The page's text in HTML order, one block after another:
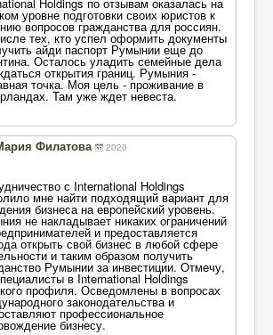
уровне подготовки своих юристов к
вопросов гражданства для россиян.
тех, кто успел оформить документы
айди паспорт Румынии еще до
Осталось уладить семейные дела
открытия границ. Румыния -
точка. Моя цель - проживание в
Там уже ждет невеста.
Филатова 2020
с International Holdings
мне найти подходящий вариант для
бизнеса на европейский уровень.
не накладывает никаких ограничений
и предоставляется
открыть свой бизнес в любой сфере
и таким образом получить
Румынии за инвестиции. Отмечу,
в International Holdings
профиля. Осведомлены в вопросах
законодательства и
профессиональное
бизнесу.